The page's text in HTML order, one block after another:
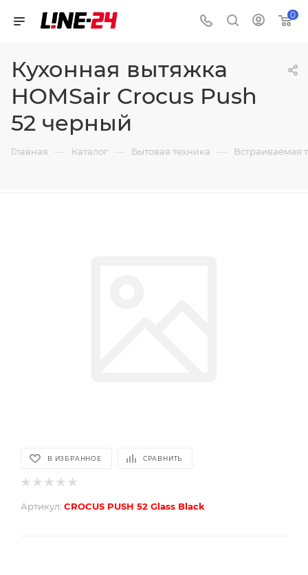
0
Кухонная вытяжка
HOMSair Crocus Push
52 черный
Главная — Каталог — Бытовая техника — Встраиваемая
В ИЗБРАННОЕ СРАВНИТЬ
Артикул: CROCUS PUSH 52 Glass Black